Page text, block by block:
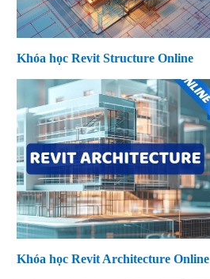
Khóa học Revit Structure Online
Khóa học Revit Architecture Online